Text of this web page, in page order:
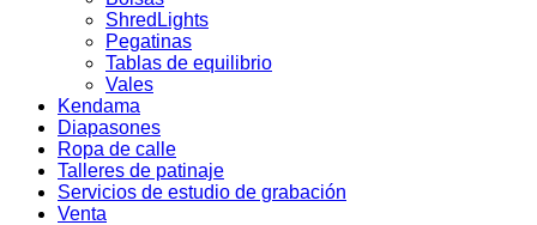
ShredLights
Pegatinas
Tablas de equilibrio
Vales
Kendama
Diapasones
Ropa de calle
Talleres de patinaje
Servicios de estudio de grabación
Venta